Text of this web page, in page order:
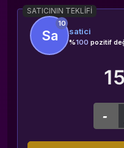
SATICININ TEKLIFI
10
Sa satici
%100 pozitif